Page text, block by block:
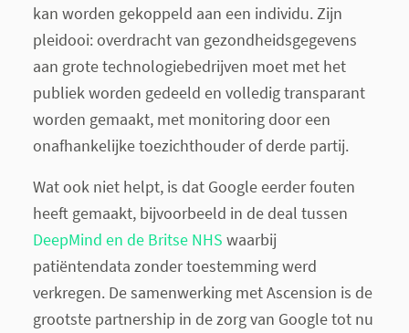
kan worden gekoppeld aan een individu. Zijn
pleidooi: overdracht van gezondheidsgegevens
aan grote technologiebedrijven moet met het
publiek worden gedeeld en volledig transparant
worden gemaakt, met monitoring door een
onafhankelijke toezichthouder of derde partij.
Wat ook niet helpt, is dat Google eerder fouten
heeft gemaakt, bijvoorbeeld in de deal tussen
DeepMind en de Britse NHS waarbij
patiëntendata zonder toestemming werd
verkregen. De samenwerking met Ascension is de
grootste partnership in de zorg van Google tot nu